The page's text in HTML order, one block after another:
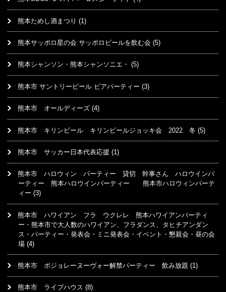
熊本ためし酒まつり (1)
熊本サッポロ星の会 サッポロビールを飲む会 (5)
熊本シャンソン・熊本シャンソニエ・ (5)
熊本市 サントリービール ビアパーティー (3)
熊本市 オールディーズ (4)
熊本市 キリンビール キリンビールジョッキ会 2022 冬 (5)
熊本市 サッカー日本代表応援 (1)
熊本市 ハロウィン パーティー 貸切 幹事さん ハロウインパ
ーティー 熊本ハロウインパーティー 熊本市ハロウィンパーテ
ィー (3)
熊本市 ハワイアン フラ ウクレレ 熊本ハワイアンパーティ
ー・熊本市で大人数のハワイアン、フラダンス、タヒチアンダン
ス・パーティー・発表会・ミニ発表会・イベント・懇親会・昼の会
場 (4)
熊本市 ボジョレーヌーヴォー解禁パーティー 飲み放題 (1)
熊本市 ライブハウス (8)